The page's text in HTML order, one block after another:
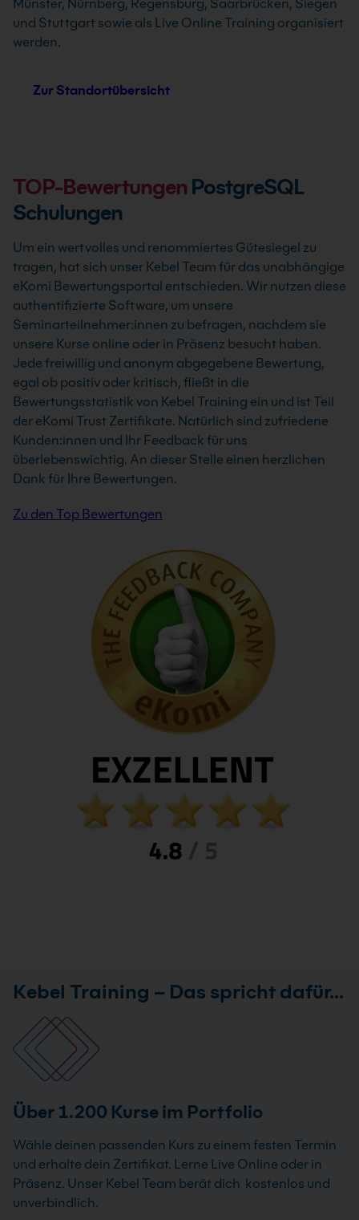
Münster, Nürnberg, Regensburg, Saarbrücken, Siegen
und Stuttgart sowie als Live Online Training organisiert
werden.
Zur Standortübersicht
TOP-Bewertungen PostgreSQL
Schulungen
Um ein wertvolles und renommiertes Gütesiegel zu
tragen, hat sich unser Kebel Team für das unabhängige
eKomi Bewertungsportal entschieden. Wir nutzen diese
authentifizierte Software, um unsere
Seminarteilnehmer:innen zu befragen, nachdem sie
unsere Kurse online oder in Präsenz besucht haben.
Jede freiwillig und anonym abgegebene Bewertung,
egal ob positiv oder kritisch, fließt in die
Bewertungsstatistik von Kebel Training ein und ist Teil
der eKomi Trust Zertifikate. Natürlich sind zufriedene
Kunden:innen und Ihr Feedback für uns
überlebenswichtig. An dieser Stelle einen herzlichen
Dank für Ihre Bewertungen.
Zu den Top Bewertungen
Kebel Training – Das spricht dafür…
Über 1.200 Kurse im Portfolio
Wähle deinen passenden Kurs zu einem festen Termin
und erhalte dein Zertifikat. Lerne Live Online oder in
Präsenz. Unser Kebel Team berät dich kostenlos und
unverbindlich.